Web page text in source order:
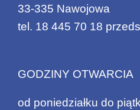
33-335 Nawojowa
tel. 18 445 70 18
GODZINY OTWARCIA
od poniedziałku do